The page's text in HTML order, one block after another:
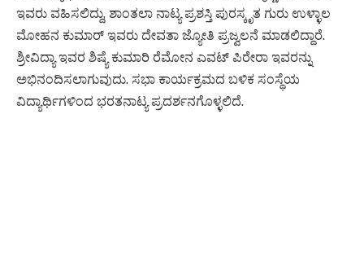
ಇವರು ವಹಿಸಲಿದ್ದು, ಶಾಂತಲಾ ನಾಟ್ಯ ಪ್ರಶಸ್ತಿ ಪುರಸ್ಕೃತ ಗುರು ಉಳ್ಳಾಲ
ಮೋಹನ ಕುಮಾರ್ ಇವರು ದೇವತಾ ಜ್ಯೋತಿ ಪ್ರಜ್ವಲನೆ ಮಾಡಲಿದ್ದಾರೆ.
ಶ್ರೀವಿದ್ಯಾ ಇವರ ಶಿಷ್ಯೆ ಕುಮಾರಿ ರೆಮೋನ ಎವಟ್ ಪಿರೇರಾ ಇವರನ್ನು
ಅಭಿನಂದಿಸಲಾಗುವುದು. ಸಭಾ ಕಾರ್ಯಕ್ರಮದ ಬಳಿಕ ಸಂಸ್ಥೆಯ
ವಿದ್ಯಾರ್ಥಿಗಳಿಂದ ಭರತನಾಟ್ಯ ಪ್ರದರ್ಶನಗೊಳ್ಳಲಿದೆ.